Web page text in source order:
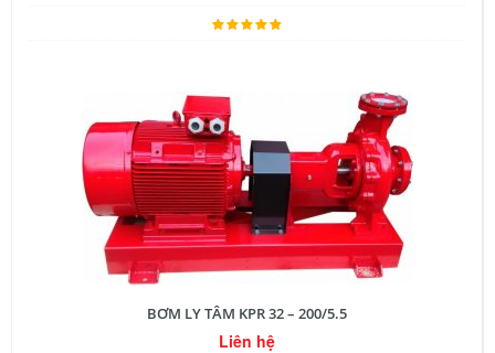
BƠM LY TÂM KPR 32 – 200/5.5
Liên hệ